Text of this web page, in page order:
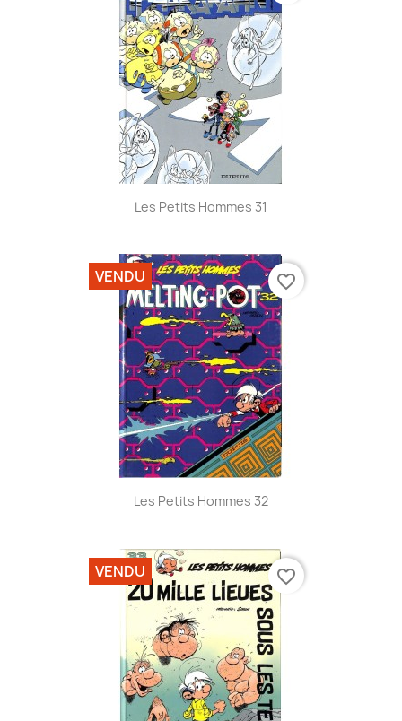
Les Petits Hommes 31
Les Petits Hommes 32
VENDU favorite_border
VENDU favorite_border